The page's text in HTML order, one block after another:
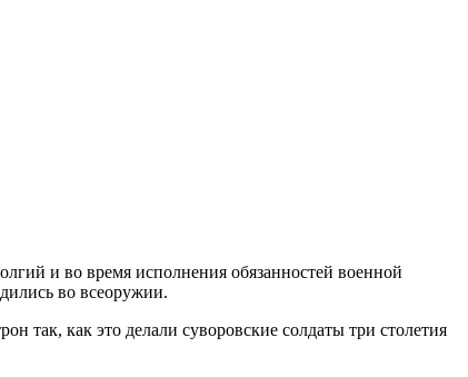
и во время исполнения обязанностей военной
во всеоружии.
как это делали суворовские солдаты три столетия